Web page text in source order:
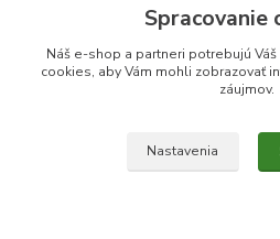
Spracovanie
Náš e-shop a partneri potrebujú Váš
cookies, aby Vám mohli zobrazovať
záujmov.
Nastavenia